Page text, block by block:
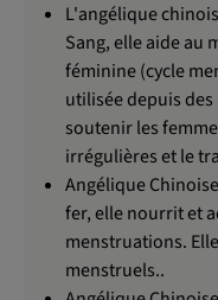
L'angélique
Sang, elle aide au
féminine (cycle
utilisée depuis
soutenir les
irrégulières et le
Angélique
fer, elle nourrit et
menstruations.
menstruels..